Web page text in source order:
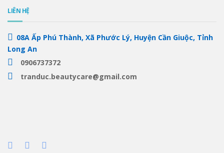
LIÊN HỆ
08A Ấp Phú Thành, Xã Phước Lý, Huyện Cần Giuộc, Tỉnh
Long An
0906737372
tranduc.beautycare@gmail.com